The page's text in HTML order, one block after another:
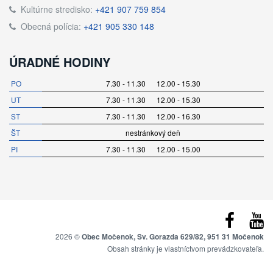
Kultúrne stredisko: +421 907 759 854
Obecná polícia: +421 905 330 148
ÚRADNÉ HODINY
PO
7.30 - 11.30 12.00 - 15.30
UT
7.30 - 11.30 12.00 - 15.30
ST
7.30 - 11.30 12.00 - 16.30
ŠT
nestránkový deň
PI
7.30 - 11.30 12.00 - 15.00
2026 ©Obec Močenok, Sv. Gorazda 629/82, 951 31 Močenok
Obsah stránky je vlastníctvom prevádzkovateľa.